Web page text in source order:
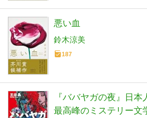
悪い血
鈴木涼美
187
『ババヤガの夜』日
最高峰のミステリー